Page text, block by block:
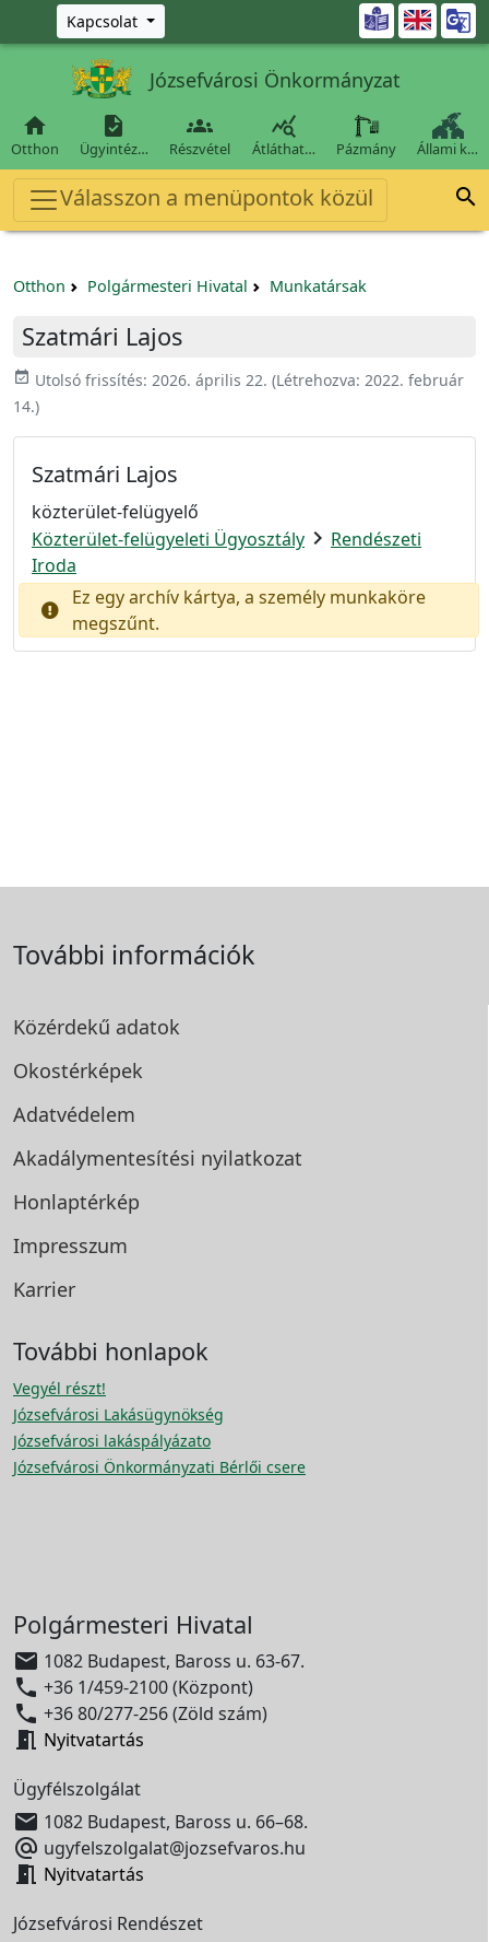
Ugrás a fő tartalomra
Kapcsolat 
Józsefvárosi Önkormányzat

Otthon

Ügyintéz…

Részvétel

Átláthat… Pázmány Állami k…
Válasszon a menüpontok közül 
Otthon Polgármesteri Hivatal Munkatársak
Szatmári Lajos
event_available Utolsó frissítés: 2026. április 22. (Létrehozva: 2022. február
14.)
Szatmári Lajos
közterület-felügyelő
Közterület-felügyeleti Ügyosztály chevron_right Rendészeti
Iroda
Ez egy archív kártya, a személy munkaköre
megszűnt.
További információk
Közérdekű adatok
Okostérképek
Adatvédelem
Akadálymentesítési nyilatkozat
Honlaptérkép
Impresszum
Karrier
További honlapok
Vegyél részt!
Józsefvárosi Lakásügynökség
Józsefvárosi lakáspályázato
Józsefvárosi Önkormányzati Bérlői csere
Polgármesteri Hivatal
 1082 Budapest, Baross u. 63-67.
 +36 1/459-2100 (Központ)
 +36 80/277-256 (Zöld szám)
 Nyitvatartás
Ügyfélszolgálat
 1082 Budapest, Baross u. 66–68.
 ugyfelszolgalat@jozsefvaros.hu
 Nyitvatartás
Józsefvárosi Rendészet